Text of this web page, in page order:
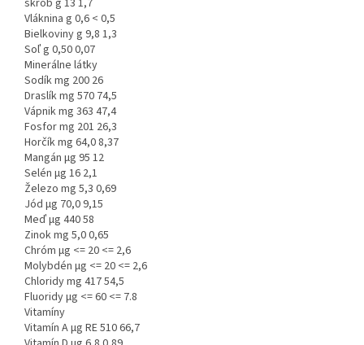
Vláknina g 0,6 < 0,5
Bielkoviny g 9,8 1,3
Soľ g 0,50 0,07
Minerálne látky
Sodík mg 200 26
Draslík mg 570 74,5
Vápnik mg 363 47,4
Fosfor mg 201 26,3
Horčík mg 64,0 8,37
Mangán µg 95 12
Selén µg 16 2,1
Železo mg 5,3 0,69
Jód µg 70,0 9,15
Meď µg 440 58
Zinok mg 5,0 0,65
Chróm µg <= 20 <= 2,6
Molybdén µg <= 20 <= 2,6
Chloridy mg 417 54,5
Fluoridy µg <= 60 <= 7.8
Vitamíny
Vitamín A µg RE 510 66,7